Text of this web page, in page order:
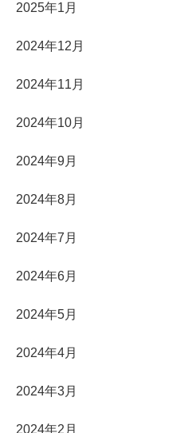
2025年1月
2024年12月
2024年11月
2024年10月
2024年9月
2024年8月
2024年7月
2024年6月
2024年5月
2024年4月
2024年3月
2024年2月